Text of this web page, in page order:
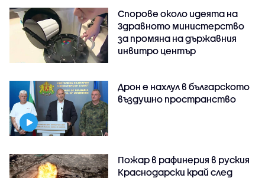
Спорове около идеята на
Здравното министерство
за промяна на държавния
инвитро център
Дрон е нахлул в българското
въздушно пространство
Пожар в рафинерия в руския
Краснодарски край след